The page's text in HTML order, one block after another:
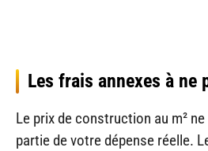
Les frais annexes à ne
Le prix de construction au m²
partie de votre dépense réelle.